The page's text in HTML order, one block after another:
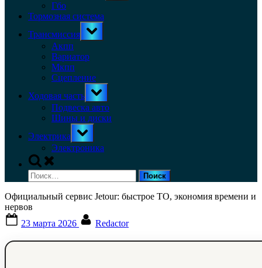
Гбо
Тормозная система
Трансмиссия
Toggle
sub-
Акпп
Вариатор
Мкпп
Сцепление
Ходовая часть
Toggle
sub-
menu
Подвеска авто
Шины и диски
Электрика
Toggle
sub-
menu
Электроника
Toggle
search
form
Найти:
Официальный сервис Jetour: быстрое ТО, экономия времени и
нервов
on
23 марта 2026 Redactor